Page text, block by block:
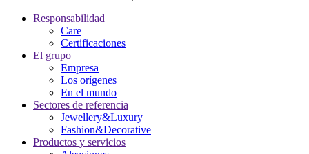
Responsabilidad
Care
Certificaciones
El grupo
Empresa
Los orígenes
En el mundo
Sectores de referencia
Jewellery&Luxury
Fashion&Decorative
Productos y servicios